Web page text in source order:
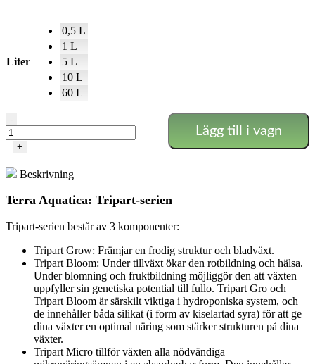
Liter
0,5 L
1 L
5 L
10 L
60 L
Terra
Aquatica
-
Micro
Mjukvatten
mängd
-
+
Lägg till i vagn
Beskrivning
Terra Aquatica: Tripart-serien
Tripart-serien består av 3 komponenter:
Tripart Grow: Främjar en frodig struktur och bladväxt.
Tripart Bloom: Under tillväxt ökar den rotbildning och hälsa.
Under blomning och fruktbildning möjliggör den att växten
uppfyller sin genetiska potential till fullo. Tripart Gro och
Tripart Bloom är särskilt viktiga i hydroponiska system, och
de innehåller båda silikat (i form av kiselartad syra) för att ge
dina växter en optimal näring som stärker strukturen på dina
växter.
Tripart Micro tillför växten alla nödvändiga